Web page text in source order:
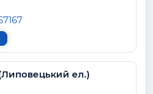
(Липовецький ел.)